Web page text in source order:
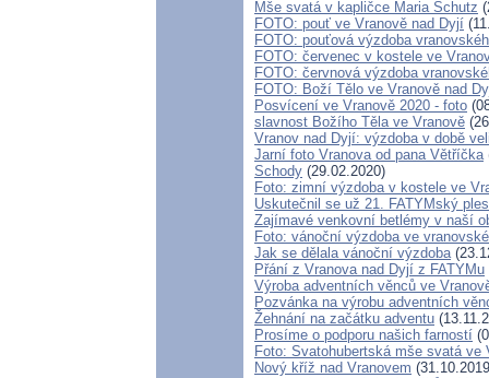
Mše svatá v kapličce Maria Schutz
FOTO: pouť ve Vranově nad Dyjí
FOTO: pouťová výzdoba
FOTO: červenec v kostele ve
FOTO: červnová výzdoba
FOTO: Boží Tělo ve Vranově nad
Posvícení ve Vranově 2020 - foto
slavnost Božího Těla ve Vranově
Vranov nad Dyjí: výzdoba v době
Jarní foto Vranova od pana Větříčka
Schody (29.02.2020)
Foto: zimní výzdoba v kostele ve
Uskutečnil se už 21. FATYMský ples
Zajímavé venkovní betlémy v naší
Foto: vánoční výzdoba ve
Jak se dělala vánoční výzdoba
Přání z Vranova nad Dyjí z FATYMu
Výroba adventních věnců ve
Pozvánka na výrobu adventních
Žehnání na začátku adventu
Prosíme o podporu našich farností
Foto: Svatohubertská mše svatá ve
Nový kříž nad Vranovem